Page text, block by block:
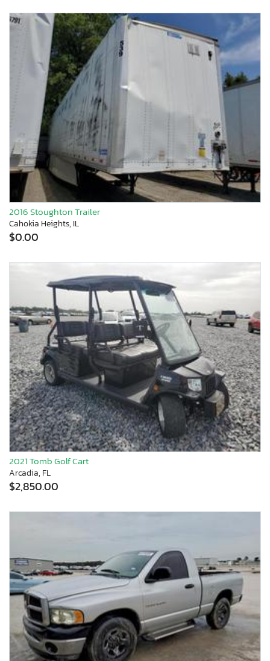
2016 Stoughton Trailer
Cahokia Heights, IL
$0.00
2021 Tomb Golf Cart
Arcadia, FL
$2,850.00